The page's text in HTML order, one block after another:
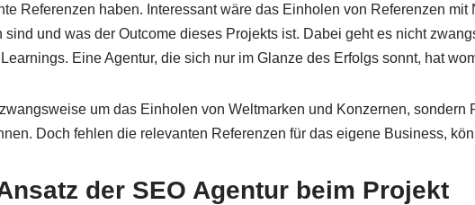
Referenzen haben. Interessant wäre das Einholen von Referenzen
und was der Outcome dieses Projekts ist. Dabei geht es nicht
Eine Agentur, die sich nur im Glanze des Erfolgs sonnt, hat
um das Einholen von Weltmarken und Konzernen, sondern
Doch fehlen die relevanten Referenzen für das eigene Business,
der SEO Agentur beim Projekt